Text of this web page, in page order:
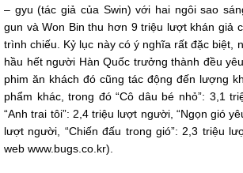
– gyu (tác giả của Swin) với hai ngôi sao
gun và Won Bin thu hơn 9 triệu lượt khán giả
trình chiếu. Kỷ lục này có ý nghĩa rất đặc biệt,
hầu hết người Hàn Quốc trưởng thành đều
phim ăn khách đó cũng tác động đến lượng
phẩm khác, trong đó “Cô dâu bé nhỏ”: 3,1
“Anh trai tôi”: 2,4 triệu lượt người, “Ngọn gió
lượt người, “Chiến đấu trong gió”: 2,3 triệu
web www.bugs.co.kr).